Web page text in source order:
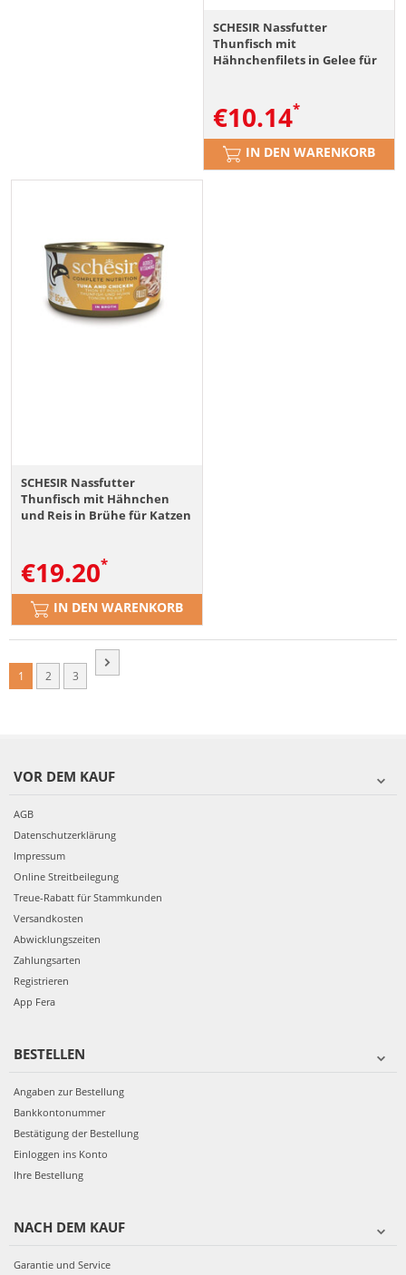
SCHESIR Nassfutter
Thunfisch mit
Hähnchenfilets in Gelee für
€10.14
IN DEN WARENKORB
SCHESIR Nassfutter
Thunfisch mit Hähnchen
und Reis in Brühe für Katzen
€19.20
IN DEN WARENKORB
1 2 3
VOR DEM KAUF
AGB
Datenschutzerklärung
Impressum
Online Streitbeilegung
Treue-Rabatt für Stammkunden
Versandkosten
Abwicklungszeiten
Zahlungsarten
Registrieren
App Fera
BESTELLEN
Angaben zur Bestellung
Bankkontonummer
Bestätigung der Bestellung
Einloggen ins Konto
Ihre Bestellung
NACH DEM KAUF
Garantie und Service